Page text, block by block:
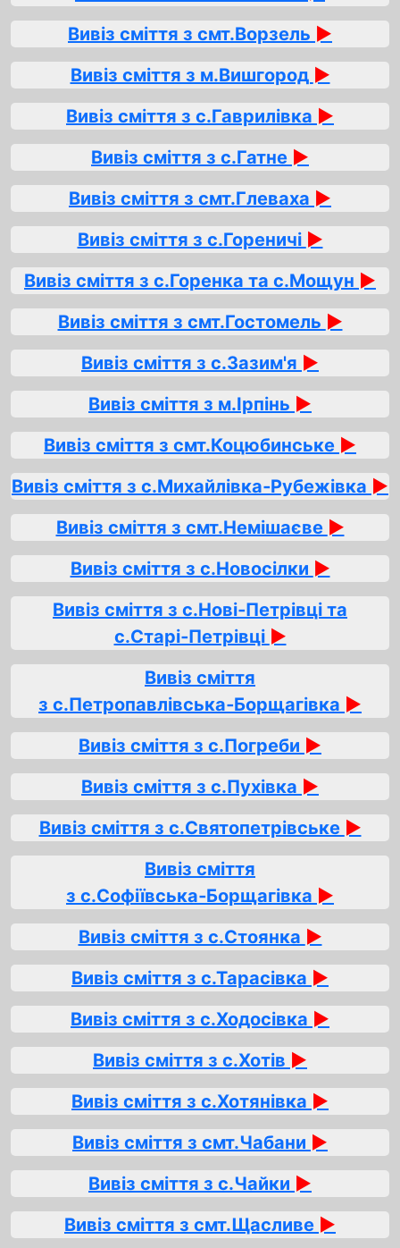
Вивіз сміття з смт.Ворзель ►
Вивіз сміття з м.Вишгород ►
Вивіз сміття з с.Гаврилівка ►
Вивіз сміття з с.Гатне ►
Вивіз сміття з смт.Глеваха ►
Вивіз сміття з с.Гореничі ►
Вивіз сміття з с.Горенка та с.Мощун ►
Вивіз сміття з смт.Гостомель ►
Вивіз сміття з с.Зазим'я ►
Вивіз сміття з м.Ірпінь ►
Вивіз сміття з смт.Коцюбинське ►
Вивіз сміття з с.Михайлівка‑Рубежівка ►
Вивіз сміття з смт.Немішаєве ►
Вивіз сміття з с.Новосілки ►
Вивіз сміття з с.Нові‑Петрівці та
с.Старі‑Петрівці ►
Вивіз сміття
з с.Петропавлівська‑Борщагівка ►
Вивіз сміття з с.Погреби ►
Вивіз сміття з с.Пухівка ►
Вивіз сміття з с.Святопетрівське ►
Вивіз сміття
з с.Софіївська‑Борщагівка ►
Вивіз сміття з с.Стоянка ►
Вивіз сміття з с.Тарасівка ►
Вивіз сміття з с.Ходосівка ►
Вивіз сміття з с.Хотів ►
Вивіз сміття з с.Хотянівка ►
Вивіз сміття з смт.Чабани ►
Вивіз сміття з с.Чайки ►
Вивіз сміття з смт.Щасливе ►